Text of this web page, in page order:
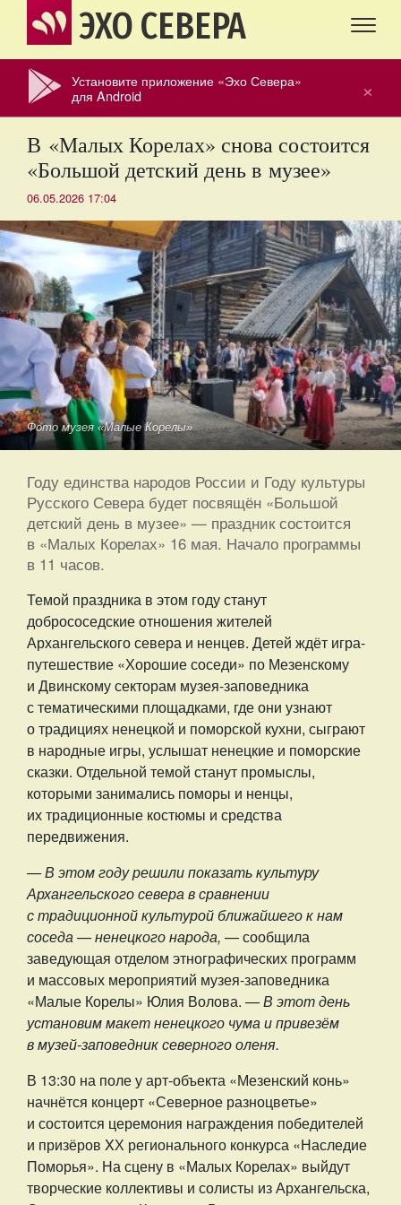
ЭХО СЕВЕРА
×
Установите приложение «Эхо Севера»
для Android
В «Малых Корелах» снова состоится
«Большой детский день в музее»
06.05.2026 17:04
Фото музея «Малые Корелы»
Году единства народов России и Году культуры
Русского Севера будет посвящён «Большой
детский день в музее» — праздник состоится
в «Малых Корелах» 16 мая. Начало программы
в 11 часов.
Темой праздника в этом году станут
добрососедские отношения жителей
Архангельского севера и ненцев. Детей ждёт игра-
путешествие «Хорошие соседи» по Мезенскому
и Двинскому секторам музея-заповедника
с тематическими площадками, где они узнают
о традициях ненецкой и поморской кухни, сыграют
в народные игры, услышат ненецкие и поморские
сказки. Отдельной темой станут промыслы,
которыми занимались поморы и ненцы,
их традиционные костюмы и средства
передвижения.
— В этом году решили показать культуру
Архангельского севера в сравнении
с традиционной культурой ближайшего к нам
соседа — ненецкого народа, — сообщила
заведующая отделом этнографических программ
и массовых мероприятий музея-заповедника
«Малые Корелы» Юлия Волова. — В этот день
установим макет ненецкого чума и привезём
в музей-заповедник северного оленя.
В 13:30 на поле у арт-объекта «Мезенский конь»
начнётся концерт «Северное разноцветье»
и состоится церемония награждения победителей
и призёров XХ регионального конкурса «Наследие
Поморья». На сцену в «Малых Корелах» выйдут
творческие коллективы и солисты из Архангельска,